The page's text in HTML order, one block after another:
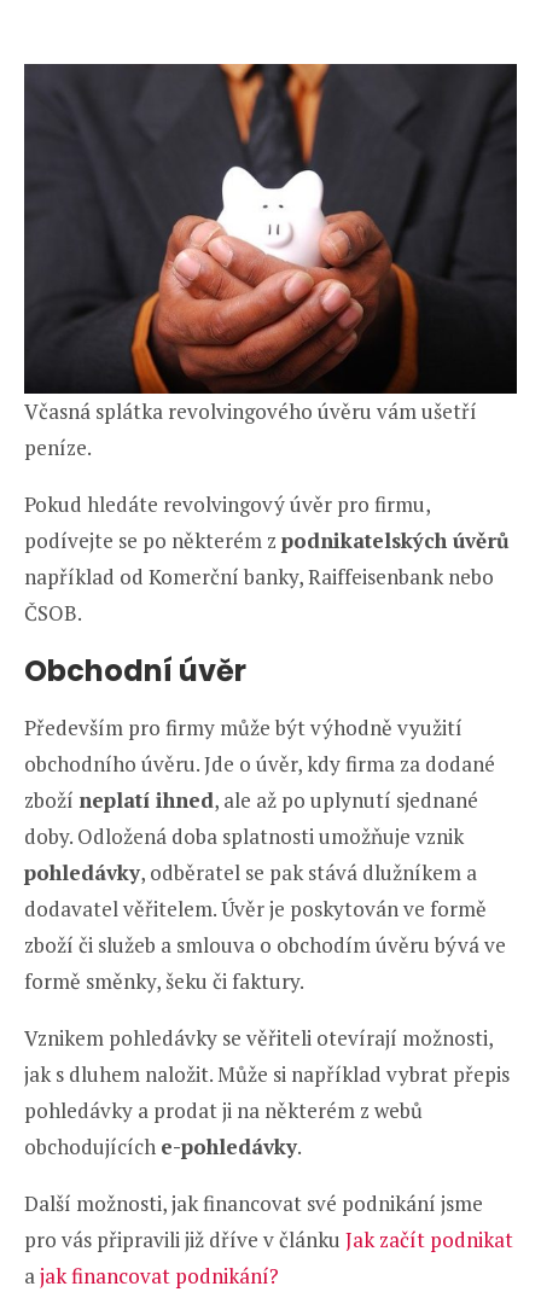
Včasná splátka revolvingového úvěru vám ušetří
peníze.
Pokud hledáte revolvingový úvěr pro firmu,
podívejte se po některém z podnikatelských úvěrů
například od Komerční banky, Raiffeisenbank nebo
ČSOB.
Obchodní úvěr
Především pro firmy může být výhodně využití
obchodního úvěru. Jde o úvěr, kdy firma za dodané
zboží neplatí ihned, ale až po uplynutí sjednané
doby. Odložená doba splatnosti umožňuje vznik
pohledávky, odběratel se pak stává dlužníkem a
dodavatel věřitelem. Úvěr je poskytován ve formě
zboží či služeb a smlouva o obchodím úvěru bývá ve
formě směnky, šeku či faktury.
Vznikem pohledávky se věřiteli otevírají možnosti,
jak s dluhem naložit. Může si například vybrat přepis
pohledávky a prodat ji na některém z webů
obchodujících e-pohledávky.
Další možnosti, jak financovat své podnikání jsme
pro vás připravili již dříve v článku Jak začít podnikat
ajak financovat podnikání?